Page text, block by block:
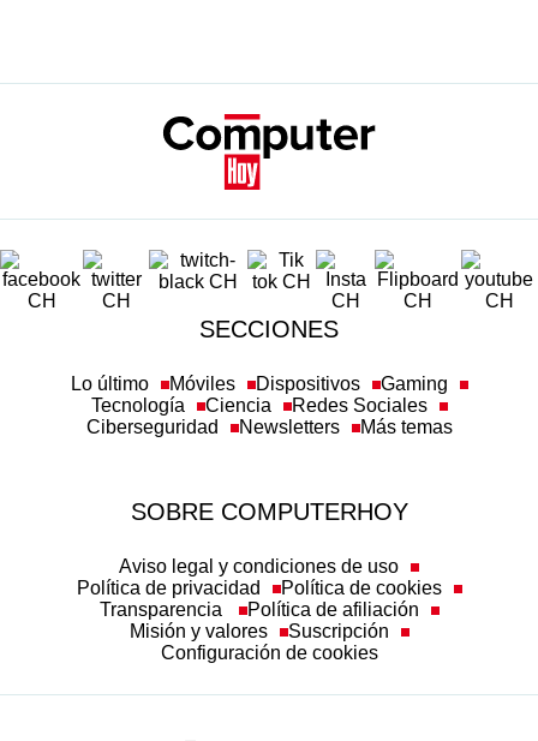
SECCIONES
Lo último Móviles Dispositivos
Gaming
Tecnología
Ciencia
Redes Sociales
Ciberseguridad
Newsletters Más temas
SOBRE COMPUTERHOY
Aviso legal y condiciones de uso
Política de privacidad
Política de cookies
Transparencia
Política de afiliación
Misión y valores
Suscripción
Configuración de cookies